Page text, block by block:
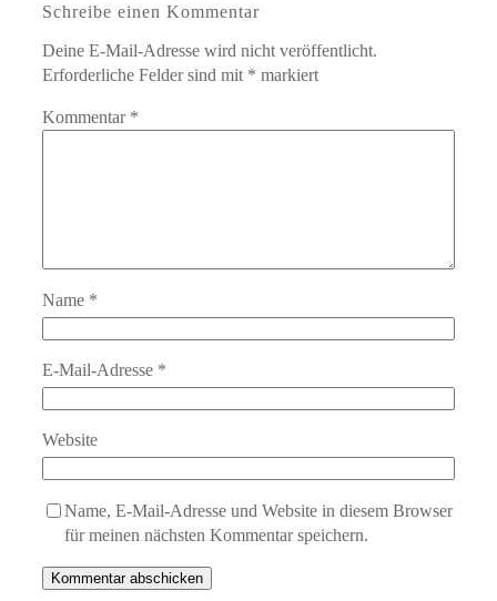
Schreibe einen Kommentar
Deine E-Mail-Adresse wird nicht veröffentlicht.
Erforderliche Felder sind mit * markiert
Kommentar *
Name *
E-Mail-Adresse *
Website
Name, E-Mail-Adresse und Website in diesem Browser
für meinen nächsten Kommentar speichern.